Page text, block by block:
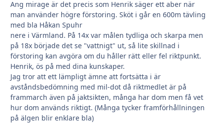
Ang mirage är det precis som Henrik säger ett aber när
man använder högre förstoring. Sköt i går en 600m tävling
med bla Håkan Spuhr
nere i Värmland. På 14x var målen tydliga och skarpa men
på 18x började det se "vattnigt" ut, så lite skillnad i
förstoring kan avgöra om du håller rätt eller fel riktpunkt.
Henrik, ös på med dina kunskaper.
Jag tror att ett lämpligt ämne att fortsätta i är
avståndsbedömning med mil-dot då riktmedlet är på
frammarch även på jaktsikten, många har dom men få vet
hur dom används riktigt. (Många tycker framförhållningen
på älgen blir enklare bla)